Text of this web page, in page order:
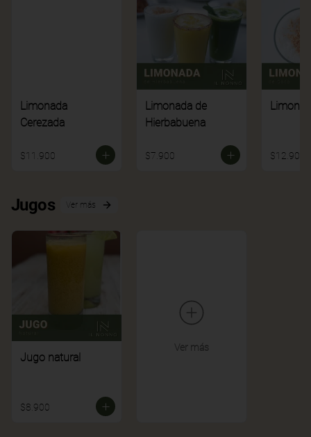
Limonada
Cerezada
$11.900
Limonada de
Hierbabuena
$7.900 $12.900
Jugos Ver más
Jugo natural
$8.900
Ver más